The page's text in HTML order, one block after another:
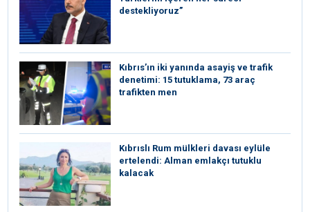
destekliyoruz”
Kıbrıs’ın iki yanında asayiş ve trafik
denetimi: 15 tutuklama, 73 araç
trafikten men
Kıbrıslı Rum mülkleri davası eylüle
ertelendi: Alman emlakçı tutuklu
kalacak